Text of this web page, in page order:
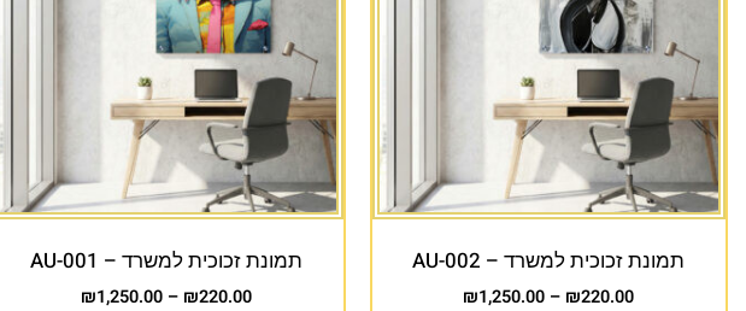
תמונת זכוכית למשרד – AU-002
₪220.00
–
₪1,250.00
תמונת זכוכית למשרד – AU-001
₪220.00
–
₪1,250.00